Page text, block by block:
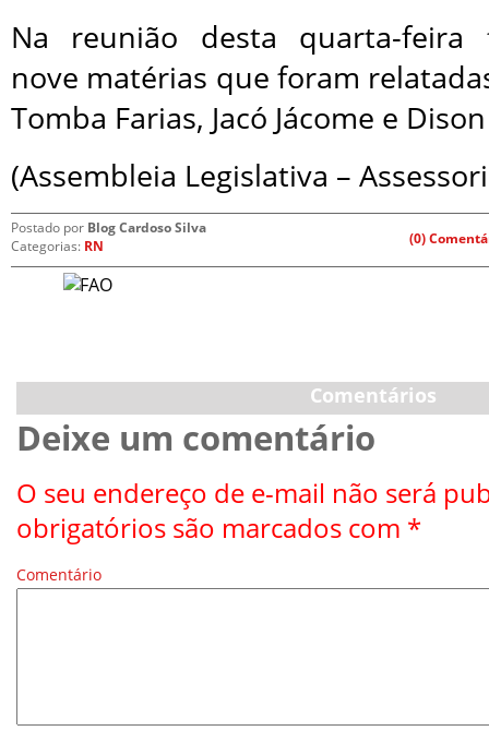
Na reunião desta quarta-feira
nove matérias que foram
Tomba Farias, Jacó Jácome e
(Assembleia Legislativa –
Postado por Blog Cardoso Silva
Categorias: RN (0)
Comentários
Deixe um comentário
O seu endereço de e-mail não será
obrigatórios são marcados com *
Comentário